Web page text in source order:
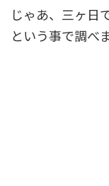
じゃあ、三ヶ日
という事で調べ